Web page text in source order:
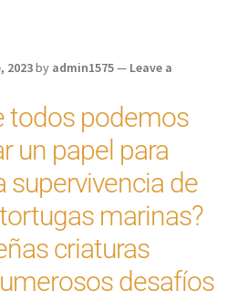
2023by admin1575— Leave a
todos podemos
un papel para
supervivencia de
marinas?
criaturas
desafíos